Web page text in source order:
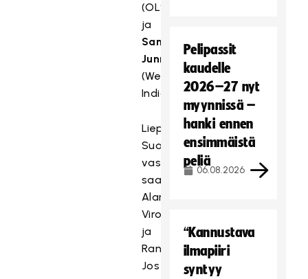
(OLS)
ja
Samuli
Junnila
(Westend
Indians).
Liepajassa
Suomi
vastaansa
saa
Alankomaat,
Viron
ja
Ranskan.
Jos
Pelipassit
kaudelle
2026–27 nyt
myynnissä –
hanki ennen
ensimmäistä
peliä
06.08.2026
“Kannustava
ilmapiiri
syntyy